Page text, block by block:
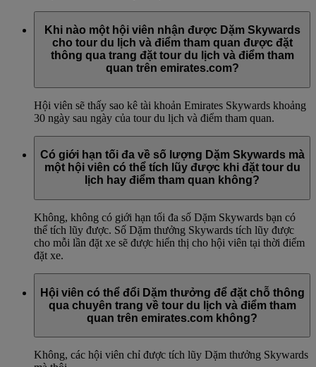
Khi nào một hội viên nhận được Dặm Skywards
cho tour du lịch và điểm tham quan được đặt
thông qua trang đặt tour du lịch và điểm tham
quan trên emirates.com?
Hội viên sẽ thấy sao kê tài khoản Emirates Skywards khoảng
30 ngày sau ngày của tour du lịch và điểm tham quan.
Có giới hạn tối đa về số lượng Dặm Skywards mà
một hội viên có thể tích lũy được khi đặt tour du
lịch hay điểm tham quan không?
Không, không có giới hạn tối đa số Dặm Skywards bạn có
thể tích lũy được. Số Dặm thưởng Skywards tích lũy được
cho mỗi lần đặt xe sẽ được hiển thị cho hội viên tại thời điểm
đặt xe.
Hội viên có thể đổi Dặm thưởng để đặt chỗ thông
qua chuyên trang về tour du lịch và điểm tham
quan trên emirates.com không?
Không, các hội viên chỉ được tích lũy Dặm thưởng Skywards